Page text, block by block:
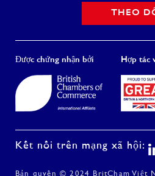
THEO
Được chứng nhận bởi Hợp tác
Kết nối trên mạng xã hội:
Bản quyền © 2024 BritCham Việt